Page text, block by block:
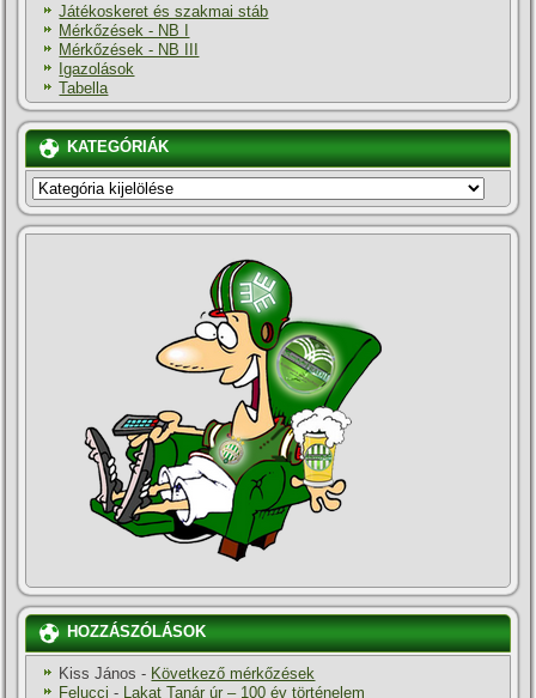
Játékoskeret és szakmai stáb
Mérkőzések - NB I
Mérkőzések - NB III
Igazolások
Tabella
KATEGÓRIÁK
KATEGÓRIÁK
HOZZÁSZÓLÁSOK
Kiss János - Következő mérkőzések
Felucci - Lakat Tanár úr – 100 év történelem